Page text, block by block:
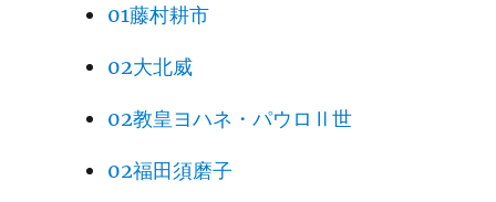
01藤村耕市
02大北威
02教皇ヨハネ・パウロⅡ世
02福田須磨子